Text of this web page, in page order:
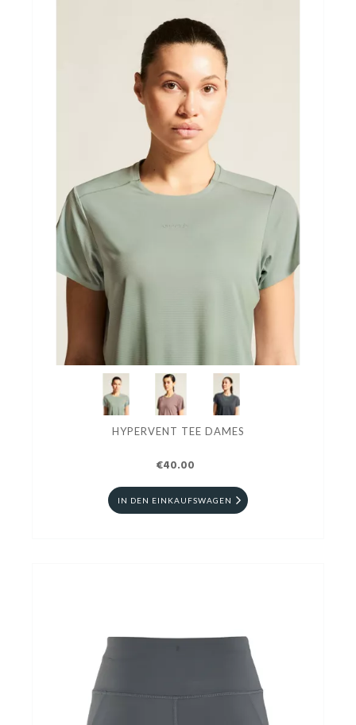
HYPERVENT TEE DAMES
€40.00
IN DEN EINKAUFSWAGEN